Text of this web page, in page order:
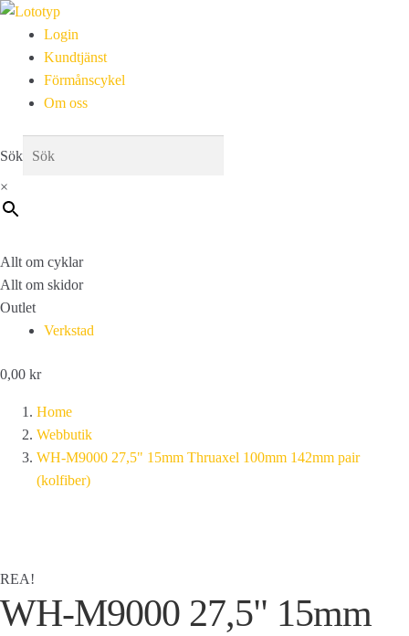
Login
Kundtjänst
Förmånscykel
Om oss
Sök
×
Allt om cyklar
Allt om skidor
Outlet
Verkstad
0,00 kr
Home
Webbutik
WH-M9000 27,5" 15mm Thruaxel 100mm 142mm pair
(kolfiber)
REA!
WH-M9000 27,5" 15mm